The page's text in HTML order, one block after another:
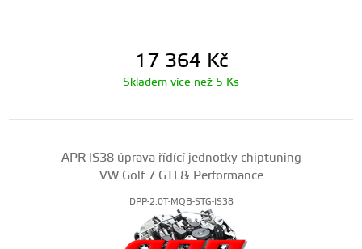
17 364 Kč
Skladem více než 5 Ks
APR IS38 úprava řídící jednotky chiptuning
VW Golf 7 GTI & Performance
DPP-2.0T-MQB-STG-IS38